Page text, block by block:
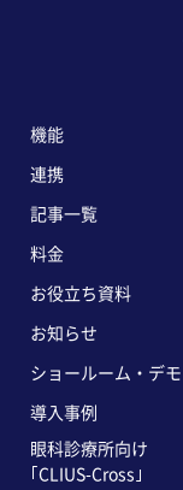
機能
連携
記事一覧
料金
お役立ち資料
お知らせ
ショールーム・デモ
導入事例
眼科診療所向け
｢CLIUS-Cross｣